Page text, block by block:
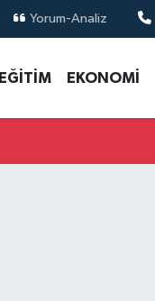
Yorum-Analiz
EĞİTİM EKONOMİ